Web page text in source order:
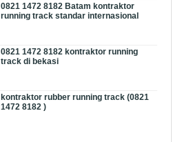
0821 1472 8182 Batam kontraktor
running track standar internasional
0821 1472 8182 kontraktor running
track di bekasi
kontraktor rubber running track (0821
1472 8182 )